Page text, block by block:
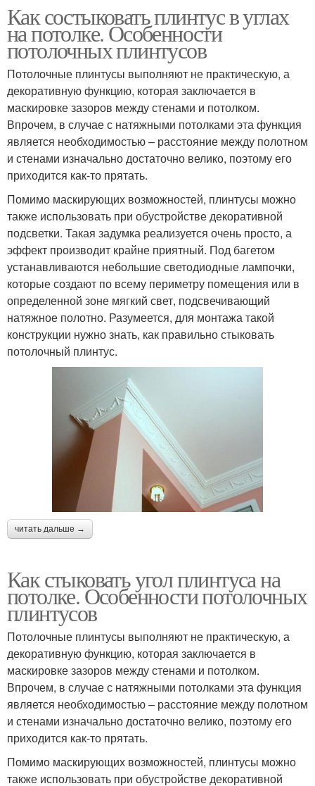
Как состыковать плинтус в углах
на потолке. Особенности
потолочных плинтусов
Потолочные плинтусы выполняют не практическую, а
декоративную функцию, которая заключается в
маскировке зазоров между стенами и потолком.
Впрочем, в случае с натяжными потолками эта функция
является необходимостью – расстояние между полотном
и стенами изначально достаточно велико, поэтому его
приходится как-то прятать.
Помимо маскирующих возможностей, плинтусы можно
также использовать при обустройстве декоративной
подсветки. Такая задумка реализуется очень просто, а
эффект производит крайне приятный. Под багетом
устанавливаются небольшие светодиодные лампочки,
которые создают по всему периметру помещения или в
определенной зоне мягкий свет, подсвечивающий
натяжное полотно. Разумеется, для монтажа такой
конструкции нужно знать, как правильно стыковать
потолочный плинтус.
читать дальше →
Как стыковать угол плинтуса на
потолке. Особенности потолочных
плинтусов
Потолочные плинтусы выполняют не практическую, а
декоративную функцию, которая заключается в
маскировке зазоров между стенами и потолком.
Впрочем, в случае с натяжными потолками эта функция
является необходимостью – расстояние между полотном
и стенами изначально достаточно велико, поэтому его
приходится как-то прятать.
Помимо маскирующих возможностей, плинтусы можно
также использовать при обустройстве декоративной